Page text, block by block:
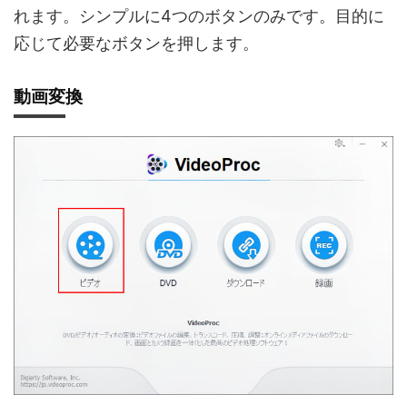
れます。シンプルに4つのボタンのみです。目的に
応じて必要なボタンを押します。
動画変換